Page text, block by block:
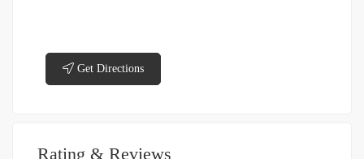
Get Directions
Rating & Reviews